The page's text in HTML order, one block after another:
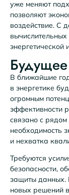
уже меняют
позволяют
воздействие. С
энергетической
В ближайшие
в энергетике
огромным
эффективности
связано с
необходимость
и нехватка
Требуются
безопасности,
защиты данных.
новых решений